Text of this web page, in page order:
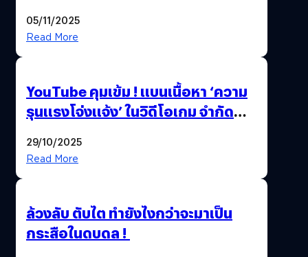
Thailand Game Show 2025 ทะลุ 15
05/11/2025
Read More
YouTube คุมเข้ม ! แบนเนื้อหา ‘ความ
รุนแรงโจ่งแจ้ง’ ในวิดีโอเกม จำกัด
29/10/2025
Read More
ล้วงลับ ตับไต ทำยังไงกว่าจะมาเป็น
กระสือในดบดล !